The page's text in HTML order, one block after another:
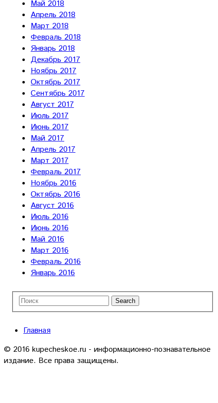
Май 2018
Апрель 2018
Март 2018
Февраль 2018
Январь 2018
Декабрь 2017
Ноябрь 2017
Октябрь 2017
Сентябрь 2017
Август 2017
Июль 2017
Июнь 2017
Май 2017
Апрель 2017
Март 2017
Февраль 2017
Ноябрь 2016
Октябрь 2016
Август 2016
Июль 2016
Июнь 2016
Май 2016
Март 2016
Февраль 2016
Январь 2016
Главная
© 2016 kupecheskoe.ru - информационно-познавательное
издание. Все права защищены.